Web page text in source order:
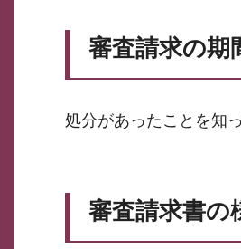
審査請求の期
処分があったことを知
審査請求書の